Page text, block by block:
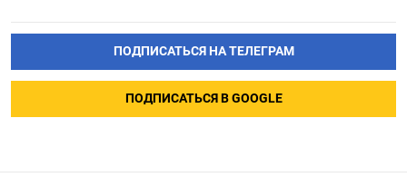
ПОДПИСАТЬСЯ НА ТЕЛЕГРАМ
ПОДПИСАТЬСЯ В GOOGLE